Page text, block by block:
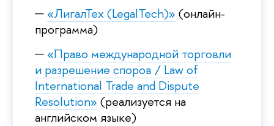
«ЛигалТех (LegalTech)» (онлайн-
программа)
«Право международной торговли
и разрешение споров / Law of
International Trade and Dispute
Resolution» (реализуется на
английском языке)